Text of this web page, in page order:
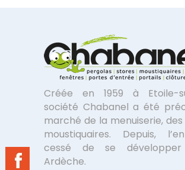
Créée en 1959 à Etoile-
société Chabanel a été
marché de la menuiserie,
moustiquaires. Depuis,
cessé de se
Ardèche.